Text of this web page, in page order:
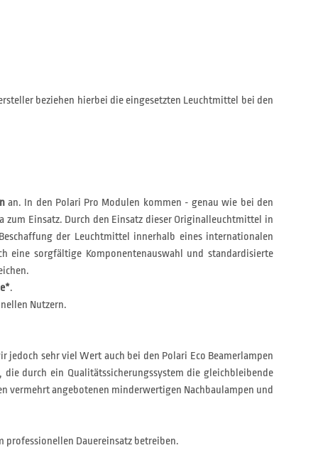
beziehen hierbei die eingesetzten Leuchtmittel bei den
an. In den Polari Pro Modulen kommen - genau wie bei den
Einsatz. Durch den Einsatz dieser Originalleuchtmittel in
der Leuchtmittel innerhalb eines internationalen
eine sorgfältige Komponentenauswahl und standardisierte
.
Nutzern.
jedoch sehr viel Wert auch bei den Polari Eco Beamerlampen
, die durch ein Qualitätssicherungssystem die gleichbleibende
vermehrt angebotenen minderwertigen Nachbaulampen und
professionellen Dauereinsatz betreiben.